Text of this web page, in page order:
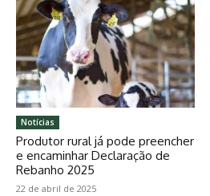
Notícias
Produtor rural já pode preencher
e encaminhar Declaração de
Rebanho 2025
22 de abril de 2025